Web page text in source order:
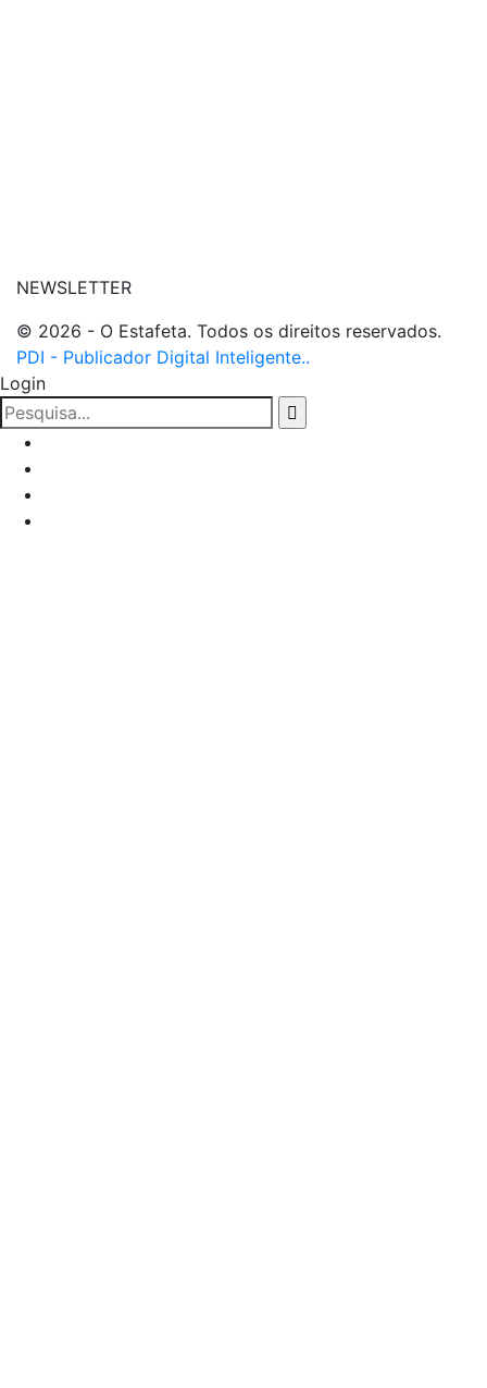
NEWSLETTER
© 2026 - O Estafeta. Todos os direitos reservados.
PDI - Publicador Digital Inteligente..
Login